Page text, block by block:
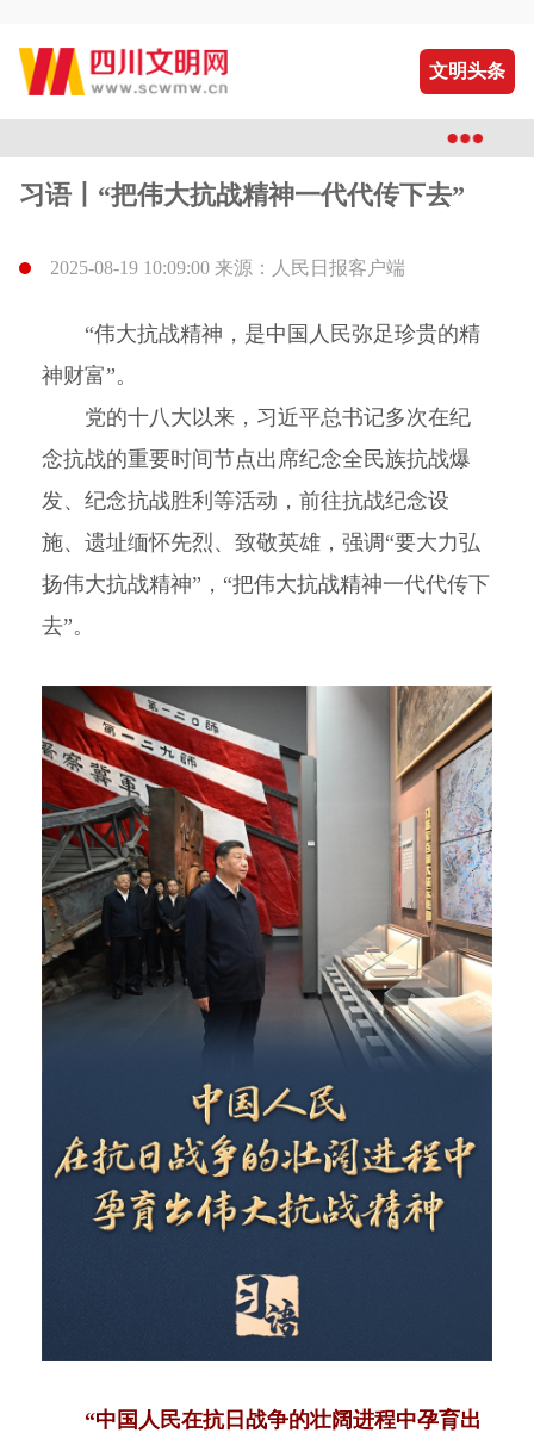
文明头条
习语丨“把伟大抗战精神一代代传下去”
2025-08-19 10:09:00 来源：人民日报客户端
“伟大抗战精神，是中国人民弥足珍贵的精
神财富”。
党的十八大以来，习近平总书记多次在纪
念抗战的重要时间节点出席纪念全民族抗战爆
发、纪念抗战胜利等活动，前往抗战纪念设
施、遗址缅怀先烈、致敬英雄，强调“要大力弘
扬伟大抗战精神”，“把伟大抗战精神一代代传下
去”。
“中国人民在抗日战争的壮阔进程中孕育出